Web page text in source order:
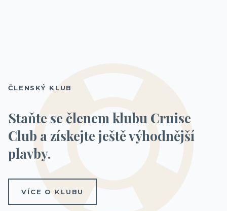
ČLENSKÝ KLUB
Staňte se členem klubu Cruise
Club a získejte ještě výhodnější
plavby.
VÍCE O KLUBU